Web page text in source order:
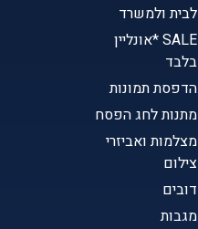
לבית ולמשרד
SALE *אונליין
בלבד
הדפסת תמונות
מתנות לחג הפסח
מצלמות ואביזרי
צילום
דובים
מגבות